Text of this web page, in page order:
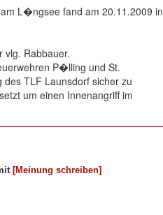
L�ngsee fand am 20.11.2009 in
Rabbauer.
P�lling und St.
TLF Launsdorf sicher zu
um einen Innenangriff im
[Meinung schreiben]